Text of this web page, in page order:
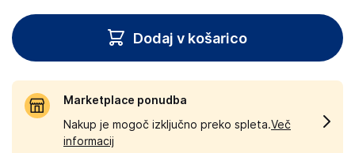
Dodaj v košarico
Marketplace ponudba
Nakup je mogoč izključno preko spleta.Več
informacij